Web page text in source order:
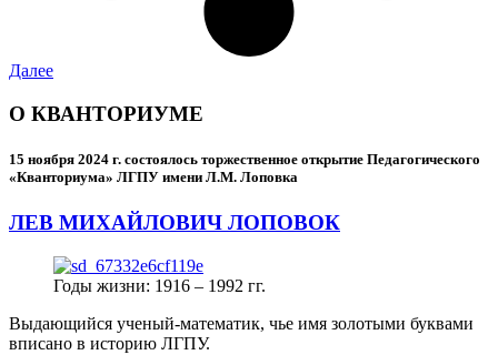
Далее
О КВАНТОРИУМЕ
15 ноября 2024 г. состоялось торжественное открытие Педагогического
«Кванториума» ЛГПУ имени Л.М. Лоповка
ЛЕВ МИХАЙЛОВИЧ ЛОПОВОК
Годы жизни: 1916 – 1992 гг.
Выдающийся ученый-математик, чье имя золотыми буквами
вписано в историю ЛГПУ.